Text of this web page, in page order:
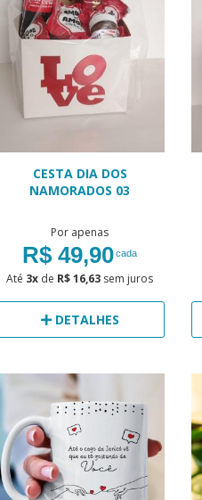
CESTA DIA DOS
NAMORADOS 03
Por apenas
R$ 49,90cada
Até 3x de R$ 16,63 sem juros
DETALHES